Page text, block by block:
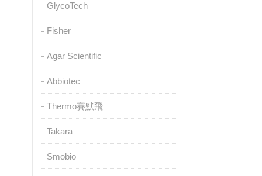
GlycoTech
Fisher
Agar Scientific
Abbiotec
Thermo賽默飛
Takara
Smobio